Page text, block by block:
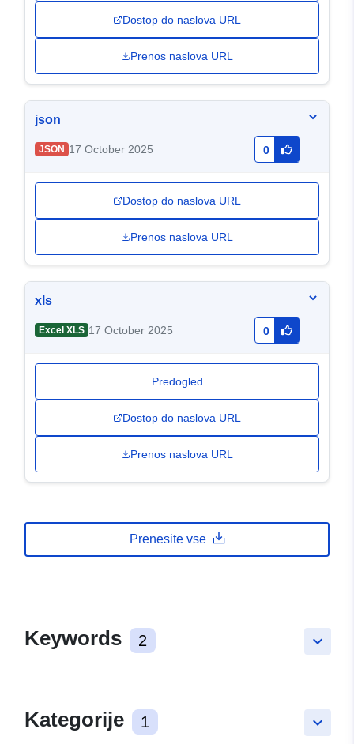
Dostop do naslova URL
Prenos naslova URL
json
JSON 17 October 2025 0
Dostop do naslova URL
Prenos naslova URL
xls
Excel XLS 17 October 2025 0
Predogled
Dostop do naslova URL
Prenos naslova URL
Prenesite vse
keyboard_arrow_down
Keywords 2
keyboard_arrow_down
Kategorije 1